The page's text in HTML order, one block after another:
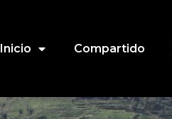
Inicio Compartido